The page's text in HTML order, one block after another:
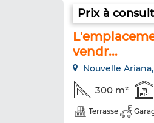
Prix à
vendr...
Nouvelle
300 m²
Terrasse